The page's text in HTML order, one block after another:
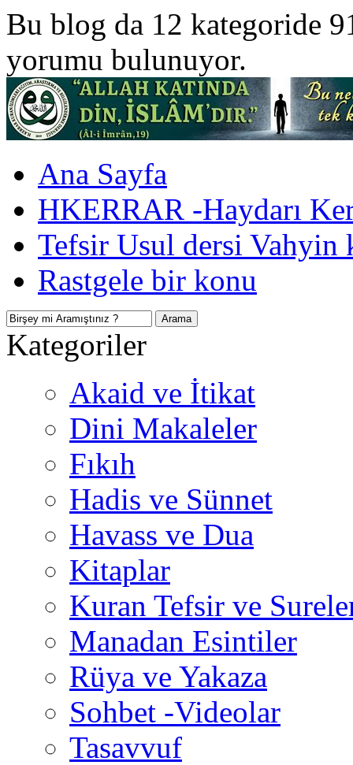
Bu blog da 12 kategoride
yorumu bulunuyor.
Ana Sayfa
HKERRAR -Haydarı
Tefsir Usul dersi Vahyin
Rastgele bir konu
Kategoriler
Akaid ve İtikat
Dini Makaleler
Fıkıh
Hadis ve Sünnet
Havass ve Dua
Kitaplar
Kuran Tefsir ve
Manadan Esintiler
Rüya ve Yakaza
Sohbet -Videolar
Tasavvuf